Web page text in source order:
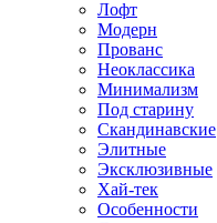
Лофт
Модерн
Прованс
Неоклассика
Минимализм
Под старину
Скандинавские
Элитные
Эксклюзивные
Хай-тек
Особенности